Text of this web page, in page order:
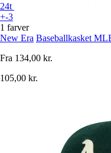
24t
+-3
1 farver
New Era Baseballkasket
Fra 134,00 kr.
105,00 kr.